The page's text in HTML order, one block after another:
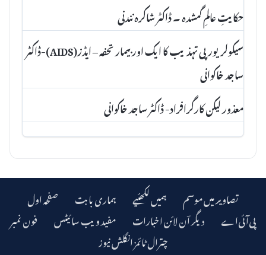
حکایتِ عالمِ گمشدہ ۔ ڈاکٹر شاکرہ نندنی
سیکولریورپی تہذیب کا ایک اور بیمار تحفہ – ایڈز(AIDS)-ڈاکٹر
ساجد خاکوانی
معذور لیکن کارگرافراد- ڈاکٹر ساجد خاکوانی
صفحہ اول ہماری بابت ہمیں لکھئیے
تصاویر میں موسم
فون نمبر
مفید ویب سائیٹس دیگر اؔن لائن اخبارات
چترال ٹائمز انگلش نیوز